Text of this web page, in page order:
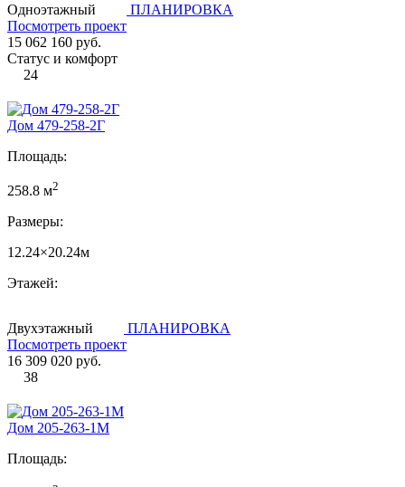
Одноэтажный
ПЛАНИРОВКА
Посмотреть проект
15 062 160 руб.
Статус и комфорт
24
Дом 479-258-2Г
Площадь:
258.8 м2
Размеры:
12.24×20.24м
Этажей:
Двухэтажный
ПЛАНИРОВКА
Посмотреть проект
16 309 020 руб.
38
Дом 205-263-1М
Площадь: